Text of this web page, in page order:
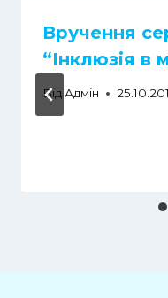
Вручення
“Інклюзія в
Від Адмін